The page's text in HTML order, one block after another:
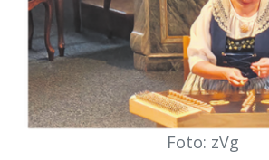
Paper
App
Foto: zVg